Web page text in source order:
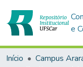
e
Início Campus